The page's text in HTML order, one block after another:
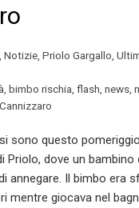
Notizie Priolo Gargallo
bimbo rischia flash news
sono questo
Priolo, dove un bambino
annegare. Il bimbo era
mentre giocava nel